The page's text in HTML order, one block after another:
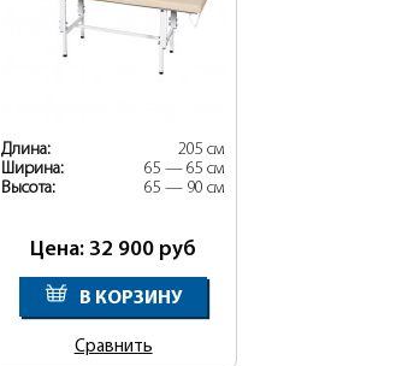
Длина:
205 см
Ширина:
65 — 65 см
Высота:
65 — 90 см
Цена: 32 900 руб
В КОРЗИНУ
Сравнить